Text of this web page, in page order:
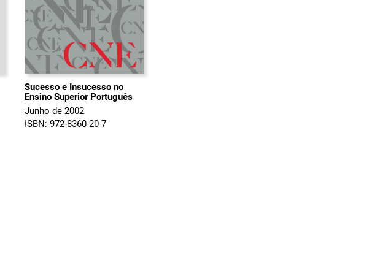
Sucesso e Insucesso no
Ensino Superior Português
Junho de 2002
ISBN: 972-8360-20-7